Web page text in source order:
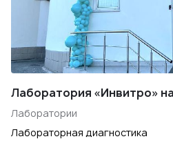
Лаборатория «Инвитро»
Лаборатории
Лабораторная диагностика